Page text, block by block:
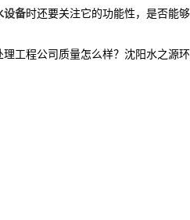
设备时还要关注它的功能性，是否能
工程公司质量怎么样？沈阳水之